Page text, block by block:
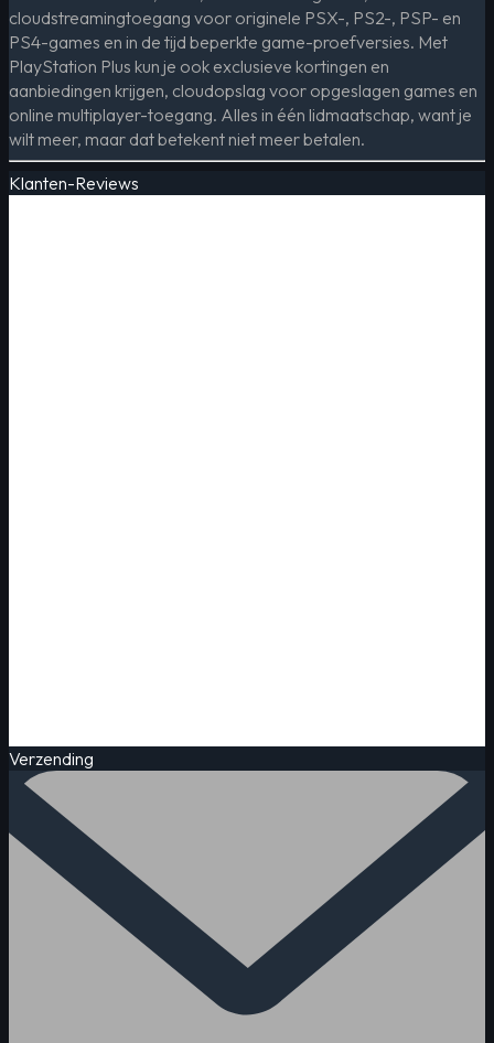
cloudstreamingtoegang voor originele PSX-, PS2-, PSP- en
PS4-games en in de tijd beperkte game-proefversies. Met
PlayStation Plus kun je ook exclusieve kortingen en
aanbiedingen krijgen, cloudopslag voor opgeslagen games en
online multiplayer-toegang. Alles in één lidmaatschap, want je
wilt meer, maar dat betekent niet meer betalen.
Klanten-Reviews
Verzending